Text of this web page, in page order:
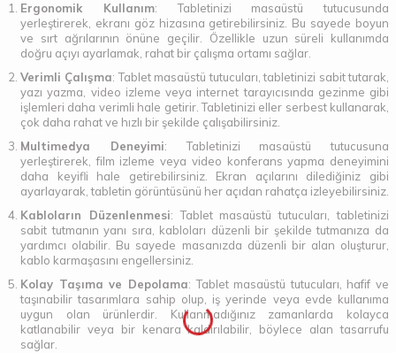
Ergonomik Kullanım: Tabletinizi masaüstü tutucusunda
yerleştirerek, ekranı göz hizasına getirebilirsiniz. Bu sayede boyun
ve sırt ağrılarının önüne geçilir. Özellikle uzun süreli kullanımda
doğru açıyı ayarlamak, rahat bir çalışma ortamı sağlar.
Verimli Çalışma: Tablet masaüstü tutucuları, tabletinizi sabit tutarak,
yazı yazma, video izleme veya internet tarayıcısında gezinme gibi
işlemleri daha verimli hale getirir. Tabletinizi eller serbest kullanarak,
çok daha rahat ve hızlı bir şekilde çalışabilirsiniz.
Multimedya Deneyimi: Tabletinizi masaüstü tutucusuna
yerleştirerek, film izleme veya video konferans yapma deneyimini
daha keyifli hale getirebilirsiniz. Ekran açılarını dilediğiniz gibi
ayarlayarak, tabletin görüntüsünü her açıdan rahatça izleyebilirsiniz.
Kabloların Düzenlenmesi: Tablet masaüstü tutucuları, tabletinizi
sabit tutmanın yanı sıra, kabloları düzenli bir şekilde tutmanıza da
yardımcı olabilir. Bu sayede masanızda düzenli bir alan oluşturur,
kablo karmaşasını engellersiniz.
Kolay Taşıma ve Depolama: Tablet masaüstü tutucuları, hafif ve
taşınabilir tasarımlara sahip olup, iş yerinde veya evde kullanıma
uygun olan ürünlerdir. Kullanmadığınız zamanlarda kolayca
katlanabilir veya bir kenara kaldırılabilir, böylece alan tasarrufu
sağlar.